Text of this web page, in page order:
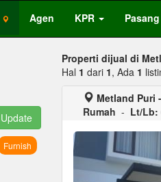
Agen KPR
Update
Furnish
Properti dijual di
Hal 1 dari 1, Ada 1
Metland Puri
Rumah - Lt/Lb: